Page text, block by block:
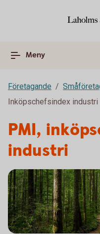
Meny
Företagande
Inköpschefsindex industri
PMI,
industri